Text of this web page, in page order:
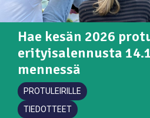
Hae kesän 2026
erityisalennusta
mennessä
PROTULEIRILLE
TIEDOTTEET